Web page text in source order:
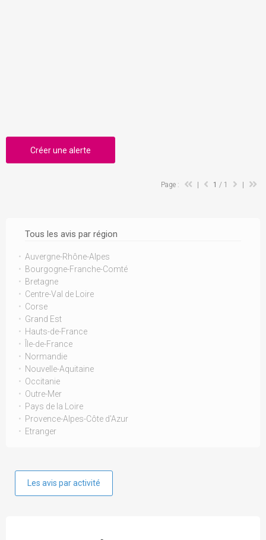
Tous les avis par région
Auvergne-Rhône-Alpes
Bourgogne-Franche-Comté
Bretagne
Centre-Val de Loire
Corse
Grand Est
Hauts-de-France
Île-de-France
Normandie
Nouvelle-Aquitaine
Occitanie
Outre-Mer
Pays de la Loire
Provence-Alpes-Côte d'Azur
Etranger
Les avis par activité
Créer une alerte
Page : 1 / 1